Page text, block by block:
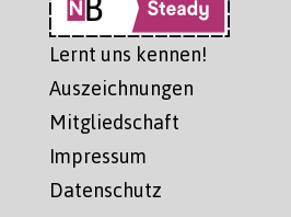
Lernt uns kennen!
Auszeichnungen
Mitgliedschaft
Impressum
Datenschutz